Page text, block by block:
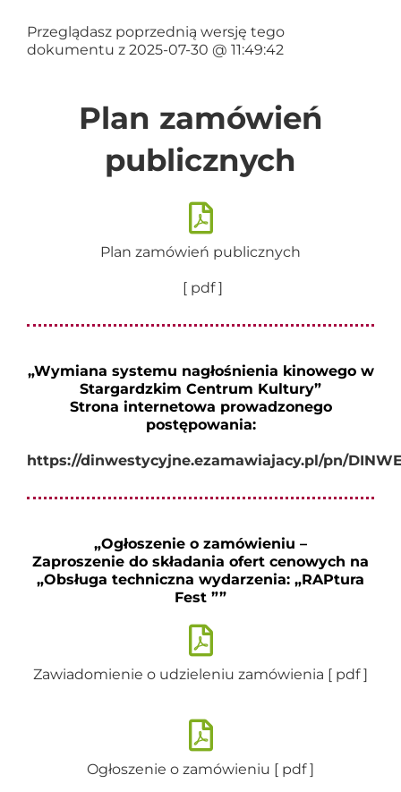
Przeglądasz poprzednią wersję tego
dokumentu z 2025-07-30 @ 11:49:42
Plan zamówień
publicznych
Plan zamówień publicznych
[ pdf ]
„Wymiana systemu nagłośnienia kinowego w
Stargardzkim Centrum Kultury”
Strona internetowa prowadzonego
postępowania:
https://dinwestycyjne.ezamawiajacy.pl/pn/
„Ogłoszenie o zamówieniu –
Zaproszenie do składania ofert cenowych na
„Obsługa techniczna wydarzenia: „RAPtura
Fest ””
Zawiadomienie o udzieleniu zamówienia [ pdf ]
Ogłoszenie o zamówieniu [ pdf ]